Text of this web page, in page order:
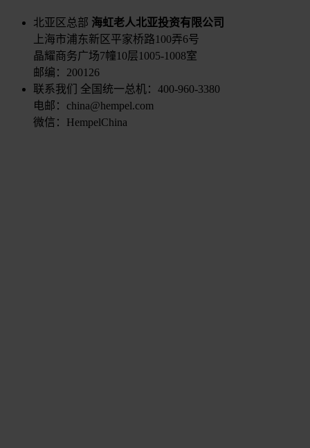
北亚区总部 海虹老人北亚投资有限公司
上海市浦东新区平家桥路100弄6号
晶耀商务广场7幢10层1005-1008室
邮编：200126
联系我们
全国统一总机：400-960-3380
电邮：china@hempel.com
微信：HempelChina